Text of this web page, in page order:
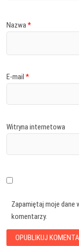
Nazwa*
E-mail*
Witryna internetowa
Zapamiętaj moje dane
komentarzy.